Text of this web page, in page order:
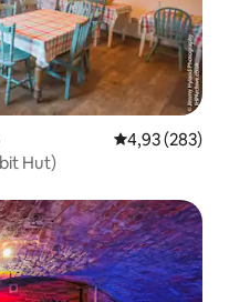
4,93 de uma
4,93 (283)
Hut)